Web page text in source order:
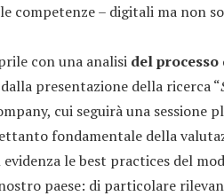
competenze – digitali ma non
con una analisi del
presentazione della ricerca “
cui seguirà una sessione
fondamentale della
le best practices del
paese: di particolare